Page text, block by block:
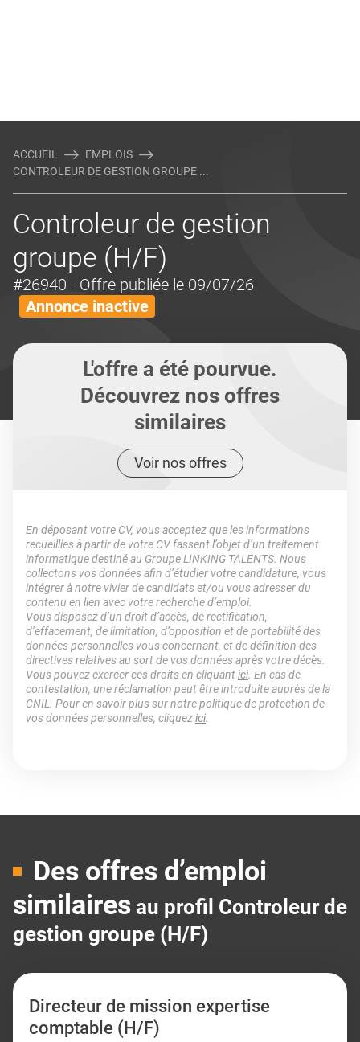
ACCUEIL
EMPLOIS
CONTROLEUR DE GESTION GROUPE ...
Controleur de gestion
groupe (H/F)
#26940 - Offre publiée le 09/07/26
Annonce inactive
L'offre a été pourvue.
Découvrez nos offres
similaires
Voir nos offres
En déposant votre CV, vous acceptez que les informations
recueillies à partir de votre CV fassent l’objet d’un traitement
informatique destiné au Groupe LINKING TALENTS. Nous
collectons vos données afin d’étudier votre candidature, vous
intégrer à notre vivier de candidats et/ou vous adresser du
contenu en lien avec votre recherche d’emploi.
Vous disposez d’un droit d’accès, de rectification,
d’effacement, de limitation, d’opposition et de portabilité des
données personnelles vous concernant, et de définition des
directives relatives au sort de vos données après votre décès.
Vous pouvez exercer ces droits en cliquantici. En cas de
contestation, une réclamation peut être introduite auprès de la
CNIL. Pour en savoir plus sur notre politique de protection de
vos données personnelles, cliquezici.
Des offres d’emploi
similaires au profil Controleur de
gestion groupe (H/F)
Directeur de mission expertise
comptable (H/F)